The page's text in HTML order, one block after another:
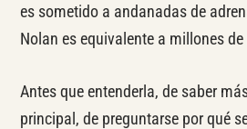
es sometido a andanadas de
Nolan es equivalente a millones
Antes que entenderla, de saber
principal, de preguntarse por qué